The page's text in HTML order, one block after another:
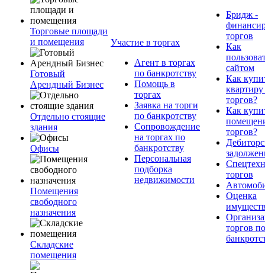
Торговые площади
и помещения
Готовый
Арендный Бизнес
Отдельно стоящие
здания
Офисы
Помещения
свободного
назначения
Складские
помещения
Участие в торгах
Агент в торгах
по банкротству
Помощь в
торгах
Заявка на торги
по банкротству
Сопровождение
на торгах по
банкротству
Персональная
подборка
недвижимости
Бридж -
торгов
Как
сайтом
Как
квартиру
торгов?
Как
торгов?
торгов
Оценка
торгов по